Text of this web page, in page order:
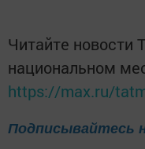
Читайте новости
национальном
https://max.ru/
Подписывайтесь